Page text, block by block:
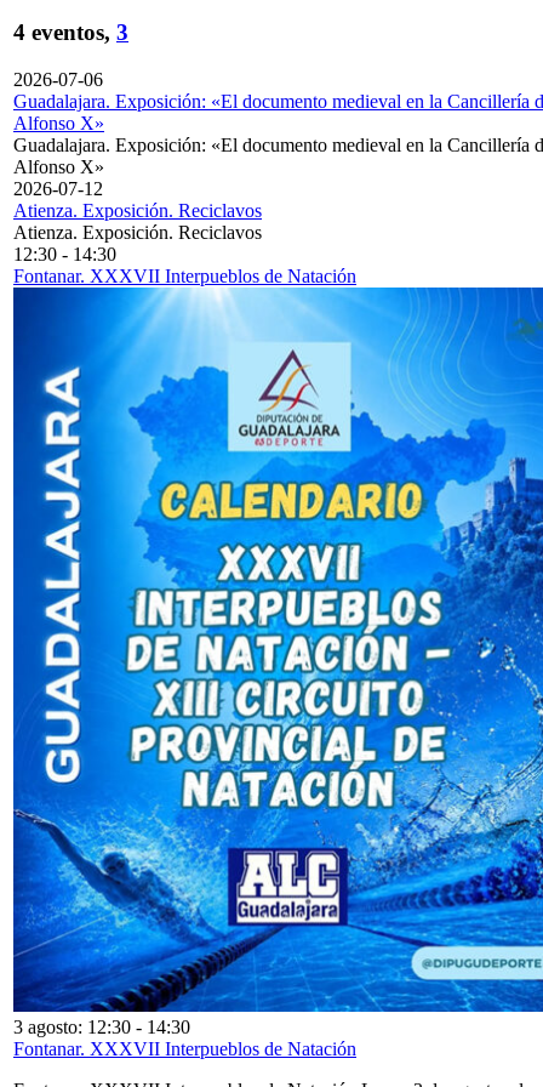
4 eventos, 3
2026-07-06
Guadalajara. Exposición: «El documento medieval en la Cancillería
Alfonso X»
Guadalajara. Exposición: «El documento medieval en la Cancillería
Alfonso X»
2026-07-12
Atienza. Exposición. Reciclavos
Atienza. Exposición. Reciclavos
12:30 - 14:30
Fontanar. XXXVII Interpueblos de Natación
3 agosto: 12:30 - 14:30
Fontanar. XXXVII Interpueblos de Natación